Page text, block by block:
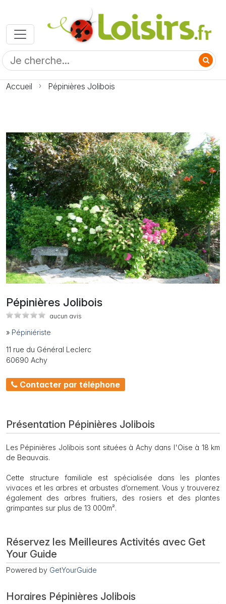
Accueil Pépinières Jolibois
Photo Pépinières Jolibois
Pépinières Jolibois
aucun avis
» Pépiniériste
11 rue du Général Leclerc
60690 Achy
Contacter par téléphone
Présentation Pépinières Jolibois
Les Pépinières Jolibois sont situées à Achy dans l'Oise à 18 km
de Beauvais.
Cette structure familiale est spécialisée dans les plantes
vivaces et les arbres et arbustes d’ornement. Vous y trouverez
également des arbres fruitiers, des rosiers et des plantes
grimpantes sur plus de 13 000m².
Réservez les Meilleures Activités avec Get
Your Guide
Powered by GetYourGuide
Horaires Pépinières Jolibois